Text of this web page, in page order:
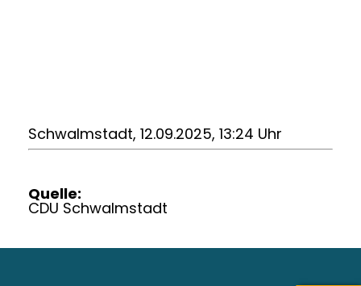
Schwalmstadt, 12.09.2025, 13:24 Uhr
Quelle:
CDU Schwalmstadt